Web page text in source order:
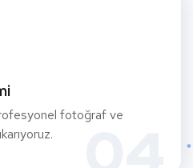
fotoğraf ve